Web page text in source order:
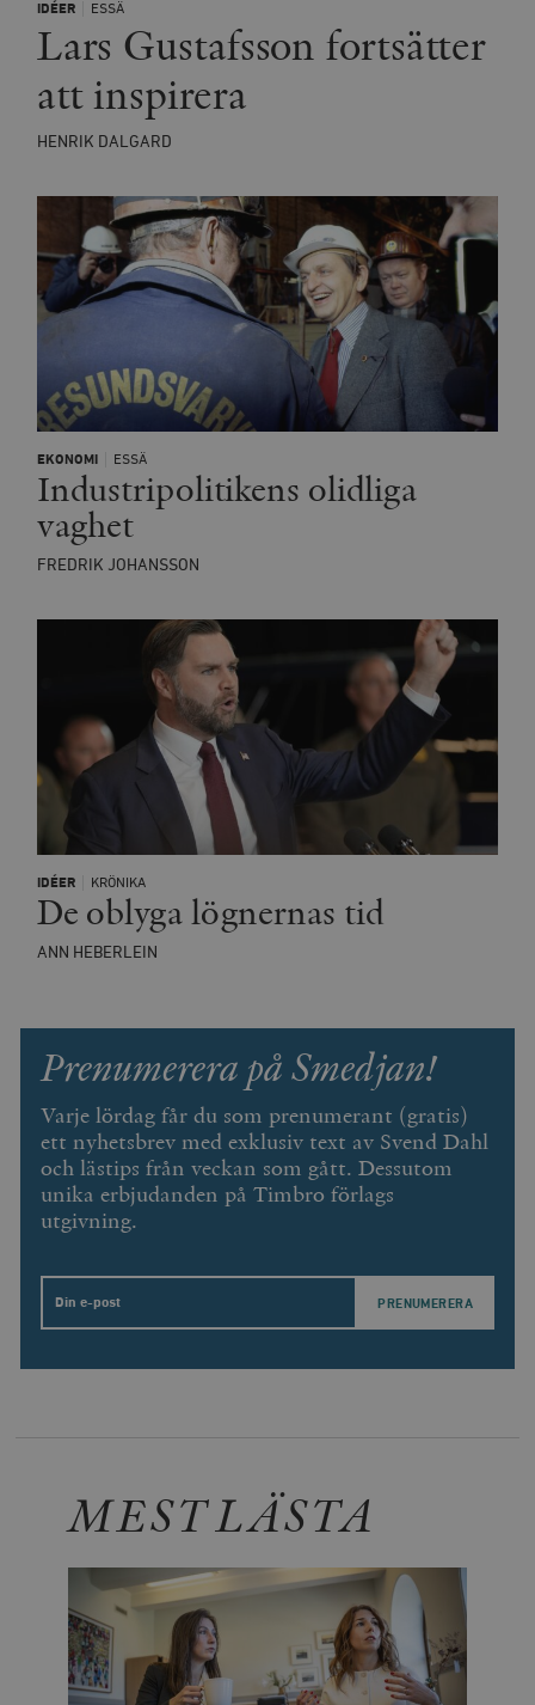
IDÉER ESSÄ
Lars Gustafsson fortsätter
att inspirera
HENRIK DALGARD
EKONOMI ESSÄ
Industripolitikens olidliga
vaghet
FREDRIK JOHANSSON
IDÉER KRÖNIKA
De oblyga lögnernas tid
ANN HEBERLEIN
Prenumerera på Smedjan!
Varje lördag får du som prenumerant (gratis)
ett nyhetsbrev med exklusiv text av Svend Dahl
och lästips från veckan som gått. Dessutom
unika erbjudanden på Timbro förlags
utgivning.
Email
MEST LÄSTA